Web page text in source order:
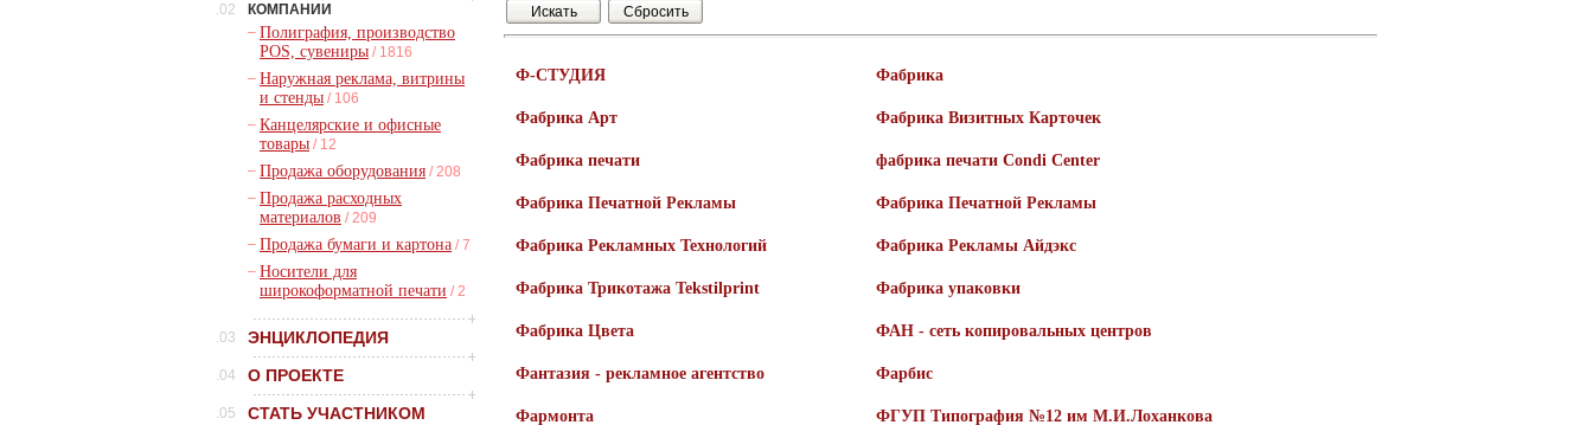
.02
КОМПАНИИ
– Полиграфия, производство
POS, сувениры / 1816
– Наружная реклама, витрины
и стенды / 106
– Канцелярские и офисные
товары / 12
– Продажа оборудования / 208
– Продажа расходных
материалов / 209
– Продажа бумаги и картона / 7
– Носители для
широкоформатной печати / 2
.03 ЭНЦИКЛОПЕДИЯ
.04 О ПРОЕКТЕ
.05 СТАТЬ УЧАСТНИКОМ
Ф-СТУДИЯ Фабрика
Фабрика Арт Фабрика Визитных Карточек
Фабрика печати фабрика печати Condi Center
Фабрика Печатной Рекламы Фабрика Печатной Рекламы
Фабрика Рекламных Технологий Фабрика Рекламы Айдэкс
Фабрика Трикотажа Tekstilprint Фабрика упаковки
Фабрика Цвета ФАН - сеть копировальных центров
Фантазия - рекламное агентство Фарбис
Фармонта ФГУП Типография №12 им М.И.Лоханкова